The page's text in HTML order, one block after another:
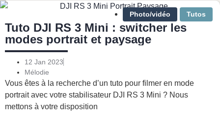
Photo/vidéo Tutos
Tuto DJI RS 3 Mini : switcher les
modes portrait et paysage
12 Jan 2023
Mélodie
Vous êtes à la recherche d’un tuto pour filmer en mode
portrait avec votre stabilisateur DJI RS 3 Mini ? Nous
mettons à votre disposition